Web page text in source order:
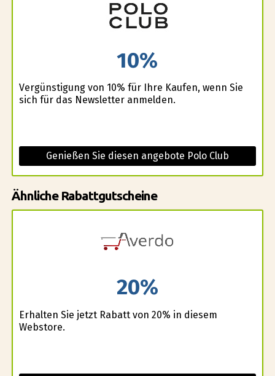
10%
Vergünstigung von 10% für Ihre Kaufen, wenn Sie
sich für das Newsletter anmelden.
Genießen Sie diesen angebote Polo Club
Ähnliche Rabattgutscheine
20%
Erhalten Sie jetzt Rabatt von 20% in diesem
Webstore.